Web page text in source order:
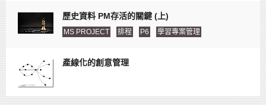
歷史資料 PM存活的關鍵 (上)
MS PROJECT 排程 P6 學習專案管理
產線化的創意管理